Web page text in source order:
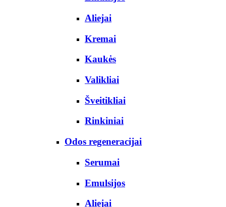
Aliejai
Kremai
Kaukės
Valikliai
Šveitikliai
Rinkiniai
Odos regeneracijai
Serumai
Emulsijos
Aliejai